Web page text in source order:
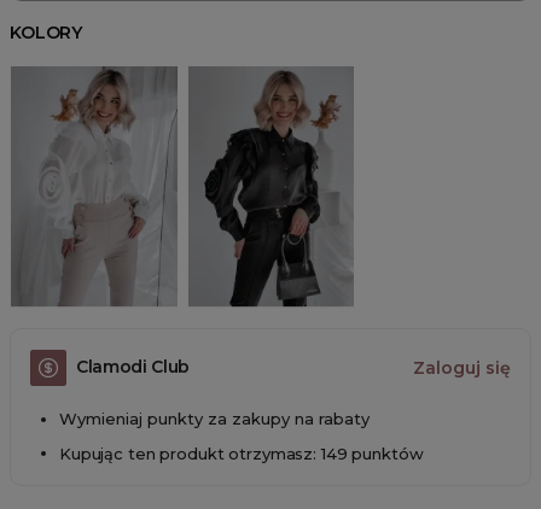
KOLORY
Clamodi Club Zaloguj się
Wymieniaj punkty za zakupy na rabaty
Kupując ten produkt otrzymasz: 149 punktów